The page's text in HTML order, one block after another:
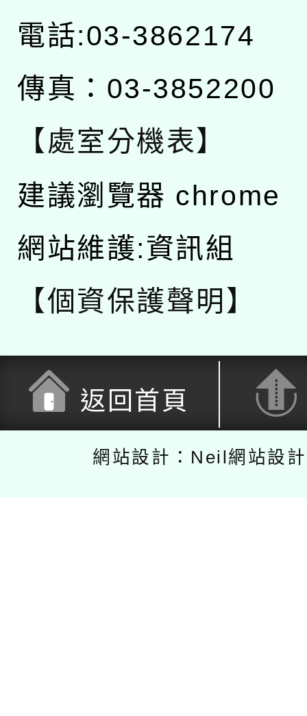
電話:03-3862174
傳真：03-3852200
【處室分機表】
建議瀏覽器 chrome
網站維護:資訊組
【個資保護聲明】
返回首頁
網站設計：Neil網站設